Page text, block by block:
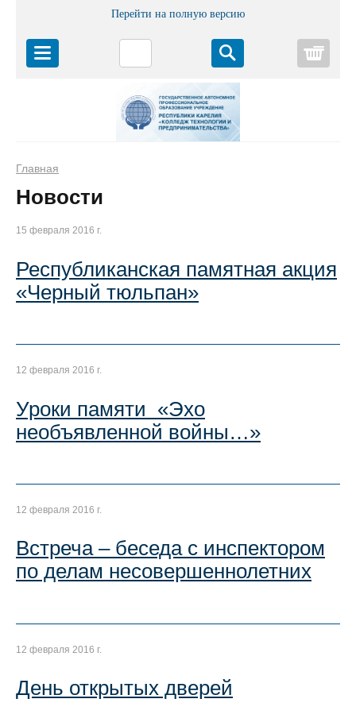
Перейти на полную версию
Главная
Новости
15 февраля 2016 г.
Республиканская памятная акция
«Черный тюльпан»
12 февраля 2016 г.
Уроки памяти «Эхо
необъявленной войны…»
12 февраля 2016 г.
Встреча – беседа с инспектором
по делам несовершеннолетних
12 февраля 2016 г.
День открытых дверей